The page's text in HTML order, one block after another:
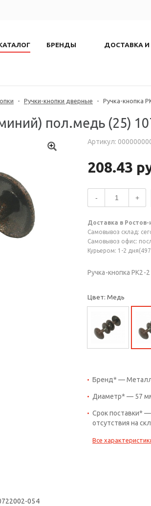
БРЕНДЫ ДОСТАВКА И
- Ручки-кнопки дверные - Ручка-кнопка
пол.медь (25)
Артикул:
208.43
- +
Доставка в
Самовывоз склад:
Самовывоз офис:
Курьером: 1-2
Ручка-кнопка
Цвет: Медь
Бренд* —
Диаметр* — 57
Срок поставки*
отсутствия на
Все
054